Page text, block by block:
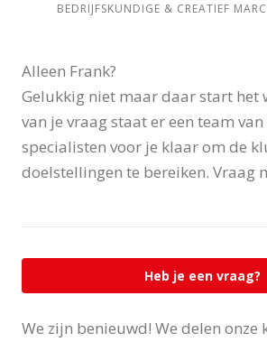
BEDRIJFSKUNDIGE & CREATIEF
Alleen Frank?
Gelukkig niet maar daar start het
van je vraag staat er een team
specialisten voor je klaar om de
doelstellingen te bereiken. Vraag
Heb je een vraag?
We zijn benieuwd! We delen onze